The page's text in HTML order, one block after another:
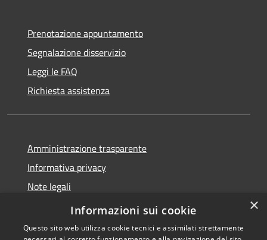
Prenotazione appuntamento
Segnalazione disservizio
Leggi le FAQ
Richiesta assistenza
Amministrazione trasparente
Informativa privacy
Note legali
Dichiarazione di accessibilità
×
Informazioni sui cookie
Questo sito web utilizza cookie tecnici e assimilati strettamente